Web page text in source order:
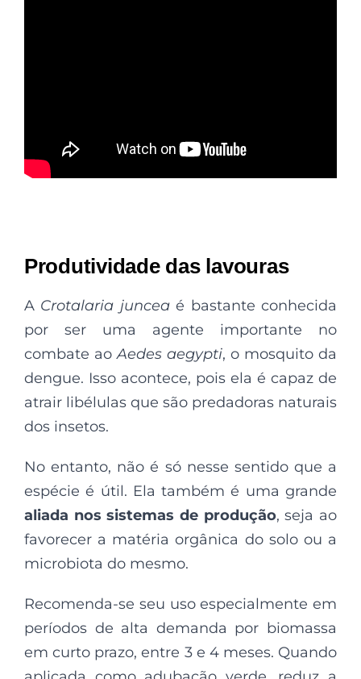
Produtividade das lavouras
A Crotalaria juncea é bastante conhecida
por ser uma agente importante no
combate aoAedes aegypti, o mosquito da
dengue. Isso acontece, pois ela é capaz de
atrair libélulas que são predadoras naturais
dos insetos.
No entanto, não é só nesse sentido que a
espécie é útil. Ela também é uma grande
aliada nos sistemas de produção, seja ao
favorecer a matéria orgânica do solo ou a
microbiota do mesmo.
Recomenda-se seu uso especialmente em
períodos de alta demanda por biomassa
em curto prazo, entre 3 e 4 meses. Quando